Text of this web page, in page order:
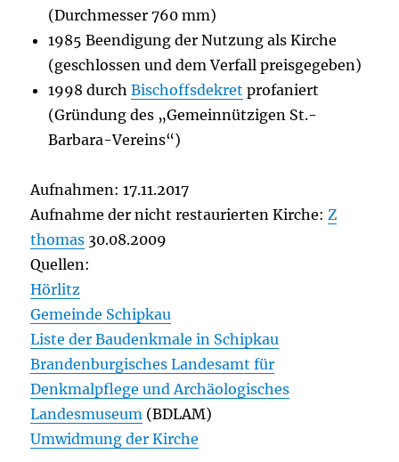
(Durchmesser 760 mm)
1985 Beendigung der Nutzung als Kirche
(geschlossen und dem Verfall preisgegeben)
1998 durchBischoffsdekret profaniert
(Gründung des „Gemeinnützigen St.-
Barbara-Vereins“)
Aufnahmen: 17.11.2017
Aufnahme der nicht restaurierten Kirche: Z
thomas 30.08.2009
Quellen:
Hörlitz
Gemeinde Schipkau
Liste der Baudenkmale in Schipkau
Brandenburgisches Landesamt für
Denkmalpflege und Archäologisches
Landesmuseum (BDLAM)
Umwidmung der Kirche